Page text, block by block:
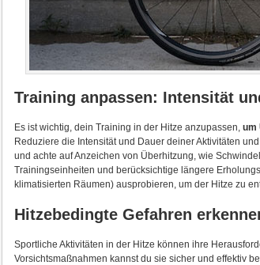
Training anpassen: Intensität
Es ist wichtig, dein Training in der Hitze anzupassen, um
Reduziere die Intensität und Dauer deiner Aktivitäten
und achte auf Anzeichen von Überhitzung, wie
Trainingseinheiten und berücksichtige längere
klimatisierten Räumen) ausprobieren, um der Hitze zu
Hitzebedingte Gefahren
Sportliche Aktivitäten in der Hitze können ihre
Vorsichtsmaßnahmen kannst du sie sicher und effektiv